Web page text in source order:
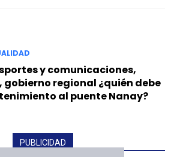
y comunicaciones,
gobierno regional ¿quién debe
al puente Nanay?
PUBLICIDAD